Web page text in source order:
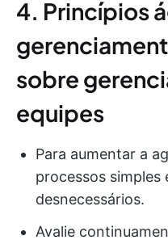
4. Princípios
sobre
equipes
Para aumentar a
processos simples
desnecessários.
Avalie